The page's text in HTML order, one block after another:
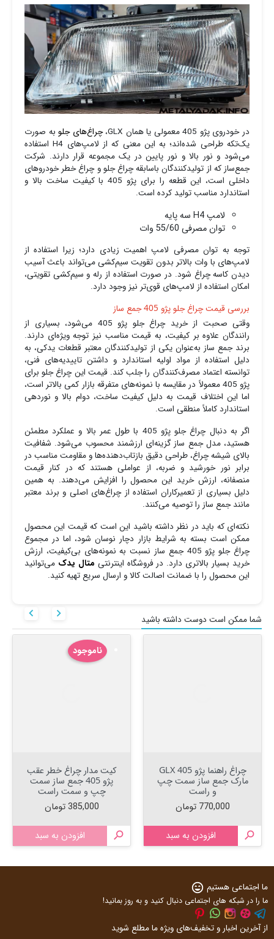
در خودروی پژو 405 معمولی یا همان GLX، چراغ‌های جلوبه صورت
یک‌تکه طراحی شده‌اند؛ به این معنی که از لامپ‌های H4 استفاده
می‌شود و نور بالا و نور پایین در یک مجموعه قرار دارند. شرکت
جمع‌ساز که از تولیدکنندگان باسابقه چراغ جلو و چراغ خطر خودروهای
داخلی است، این قطعه را برای پژو 405 با کیفیت ساخت بالا و
استاندارد مناسب تولید کرده است.
لامپ H4 سه پایه
توان مصرفی 55/60 وات
توجه به توان مصرفی لامپ اهمیت زیادی دارد؛ زیرا استفاده از
لامپ‌های با وات بالاتر بدون تقویت سیم‌کشی می‌تواند باعث آسیب
دیدن کاسه چراغ شود. در صورت استفاده از رله و سیم‌کشی تقویتی،
امکان استفاده از لامپ‌های قوی‌تر نیز وجود دارد.
بررسی قیمت چراغ جلو پژو 405 جمع ساز
وقتی صحبت از خرید چراغ جلو پژو 405 می‌شود، بسیاری از
رانندگان علاوه بر کیفیت، به قیمت مناسب نیز توجه ویژه‌ای دارند.
برند جمع ساز به‌عنوان یکی از تولیدکنندگان معتبر قطعات یدکی، به
دلیل استفاده از مواد اولیه استاندارد و داشتن تاییدیه‌های فنی،
توانسته اعتماد مصرف‌کنندگان را جلب کند. قیمت این چراغ جلو برای
پژو 405 معمولاً در مقایسه با نمونه‌های متفرقه بازار کمی بالاتر است،
اما این اختلاف قیمت به دلیل کیفیت ساخت، دوام بالا و نوردهی
استاندارد کاملاً منطقی است.
اگر به دنبال چراغ جلو پژو 405 با طول عمر بالا و عملکرد مطمئن
هستید، مدل جمع ساز گزینه‌ای ارزشمند محسوب می‌شود. شفافیت
بالای شیشه چراغ، طراحی دقیق بازتاب‌دهنده‌ها و مقاومت مناسب در
برابر نور خورشید و ضربه، از عواملی هستند که در کنار قیمت
منصفانه، ارزش خرید این محصول را افزایش می‌دهند. به همین
دلیل بسیاری از تعمیرکاران استفاده از چراغ‌های اصلی و برند معتبر
مانند جمع ساز را توصیه می‌کنند.
نکته‌ای که باید در نظر داشته باشید این است که قیمت این محصول
ممکن است بسته به شرایط بازار دچار نوسان شود، اما در مجموع
چراغ جلو پژو 405 جمع ساز نسبت به نمونه‌های بی‌کیفیت، ارزش
خرید بسیار بالاتری دارد. در فروشگاه اینترنتی متال یدک می‌توانید
این محصول را با ضمانت اصالت کالا و ارسال سریع تهیه کنید.
شما ممکن است دوست داشته باشید 
چراغ راهنما پژو 405 GLX
مارک جمع ساز سمت چپ
و راست
قیمت
770,000 تومان
 افزودن به سبد
کیت مدار چراغ خطر عقب
پژو 405 جمع ساز سمت
چپ و سمت راست
قیمت
385,000 تومان
 افزودن به سبد
ناموجود

ما اجتماعی هستیم sentiment_very_satisfied
ما را در شبکه های اجتماعی دنبال کنید و به روز بمانید!
از آخرین اخبار و تخفیف‌های ویژه ما مطلع شوید